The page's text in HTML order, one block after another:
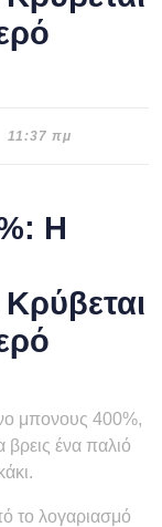
11:37 πμ
Η
μπονους 400%,
ένα παλιό
το λογαριασμό